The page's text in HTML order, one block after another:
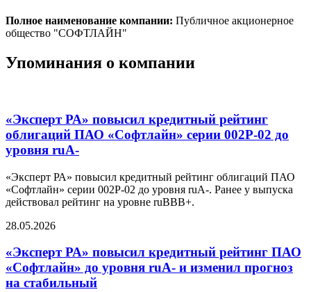
Полное наименование компании: Публичное акционерное
общество "СОФТЛАЙН"
Упоминания о компании
«Эксперт РА» повысил кредитный рейтинг
облигаций ПАО «Софтлайн» серии 002Р-02 до
уровня ruA-
«Эксперт РА» повысил кредитный рейтинг облигаций ПАО
«Софтлайн» серии 002Р-02 до уровня ruA-. Ранее у выпуска
действовал рейтинг на уровне ruBBB+.
28.05.2026
«Эксперт РА» повысил кредитный рейтинг ПАО
«Софтлайн» до уровня ruA- и изменил прогноз
на стабильный